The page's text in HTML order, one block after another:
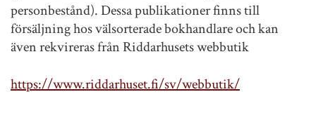
personbestånd). Dessa publikationer finns till
försäljning hos välsorterade bokhandlare och kan
även rekvireras från Riddarhusets webbutik
https://www.riddarhuset.fi/sv/webbutik/